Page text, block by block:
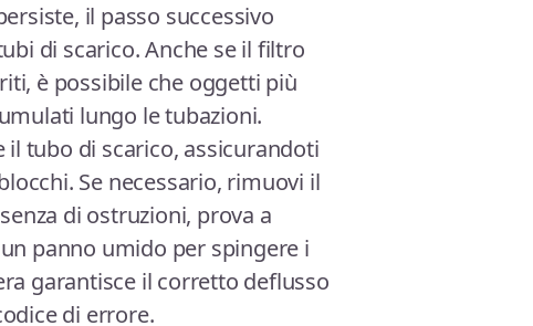
il passo successivo
di scarico. Anche se il filtro
è possibile che oggetti più
lungo le tubazioni.
tubo di scarico, assicurandoti
Se necessario, rimuovi il
di ostruzioni, prova a
panno umido per spingere i
garantisce il corretto deflusso
di errore.